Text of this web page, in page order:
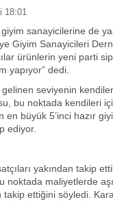
18:01
sanayicilerine de
Giyim Sanayicileri
ürünlerin yeni parti
yapıyor” dedi.
seviyenin
bu noktada kendileri
büyük 5’inci hazır
ediyor.
yakından takip
maliyetlerde
takip ettiğini söyledi.